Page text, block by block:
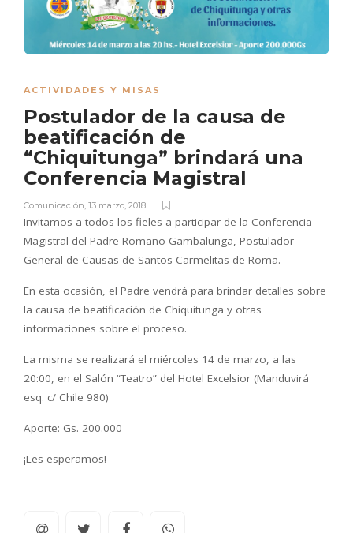
ACTIVIDADES Y MISAS
Postulador de la causa de
beatificación de
“Chiquitunga” brindará una
Conferencia Magistral
Comunicación, 13 marzo, 2018
Invitamos a todos los fieles a participar de la Conferencia
Magistral del Padre Romano Gambalunga, Postulador
General de Causas de Santos Carmelitas de Roma.
En esta ocasión, el Padre vendrá para brindar detalles sobre
la causa de beatificación de Chiquitunga y otras
informaciones sobre el proceso.
La misma se realizará el miércoles 14 de marzo, a las
20:00, en el Salón “Teatro” del Hotel Excelsior (Manduvirá
esq. c/ Chile 980)
Aporte: Gs. 200.000
¡Les esperamos!